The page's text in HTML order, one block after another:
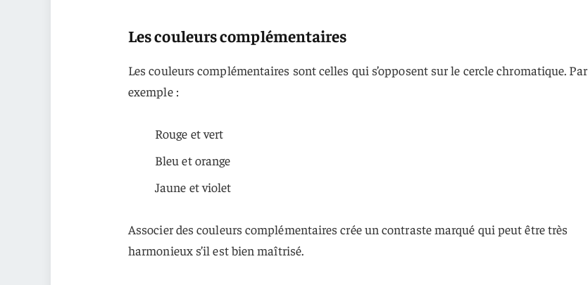
Les couleurs complémentaires
Les couleurs complémentaires sont celles qui s’opposent sur le cercle chromatique. Par
exemple :
Rouge et vert
Bleu et orange
Jaune et violet
Associer des couleurs complémentaires crée un contraste marqué qui peut être très
harmonieux s’il est bien maîtrisé.